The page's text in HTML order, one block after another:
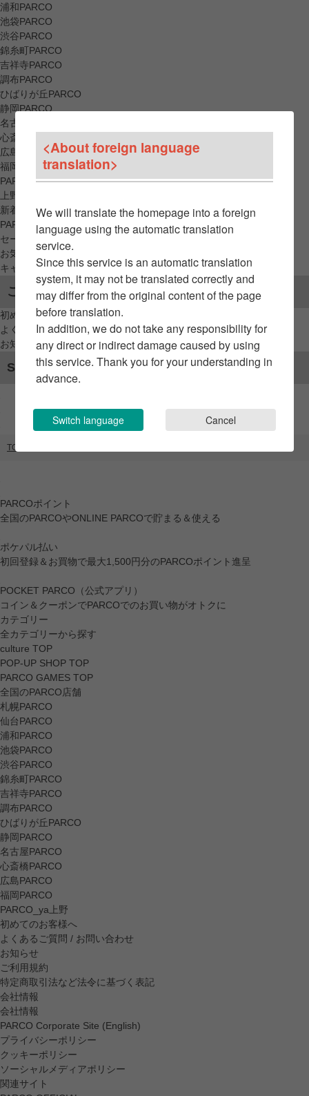
浦和PARCO
池袋PARCO
渋谷PARCO
錦糸町PARCO
吉祥寺PARCO
調布PARCO
ひばりが丘PARCO
静岡PARCO
名古屋PARCO
心斎橋PARCO
広島PARCO
福岡PARCO
PARCO_ya
上野
新着アイテムから探す
PARCO限定アイテムから探す
セールアイテムから探す
お気に入りから探す
キャンペーン/クーポン対象から探す
ご利用案内
初めてのお客様へ
よくあるご質問 / お問い合わせ
お知らせ
SNSアカウント
TOP
PARCOポイント
全国のPARCOやONLINE PARCOで貯まる＆使える
ポケパル払い
初回登録＆お買物で最大1,500円分のPARCOポイント進呈
POCKET PARCO（公式アプリ）
コイン＆クーポンでPARCOでのお買い物がオトクに
カテゴリー
全カテゴリーから探す
culture TOP
POP-UP SHOP TOP
PARCO GAMES TOP
全国のPARCO店舗
札幌PARCO
仙台PARCO
浦和PARCO
池袋PARCO
渋谷PARCO
錦糸町PARCO
吉祥寺PARCO
調布PARCO
ひばりが丘PARCO
静岡PARCO
名古屋PARCO
心斎橋PARCO
広島PARCO
福岡PARCO
PARCO_ya上野
初めてのお客様へ
よくあるご質問 / お問い合わせ
お知らせ
ご利用規約
特定商取引法など法令に基づく表記
会社情報
会社情報
PARCO Corporate Site (English)
プライバシーポリシー
クッキーポリシー
ソーシャルメディアポリシー
関連サイト
<About foreign language
translation>
We will translate the homepage into a foreign
language using the automatic translation
service.
Since this service is an automatic translation
system, it may not be translated correctly and
may differ from the original content of the page
before translation.
In addition, we do not take any responsibility for
any direct or indirect damage caused by using
this service. Thank you for your understanding in
advance.
Switch language Cancel